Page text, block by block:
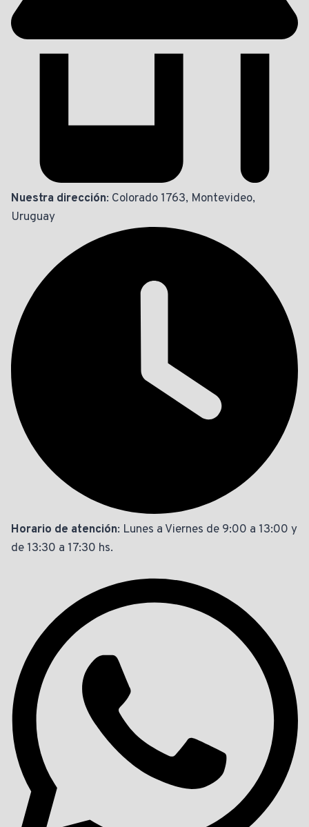
Nuestra dirección: Colorado 1763, Montevideo,
Uruguay
Horario de atención: Lunes a Viernes de 9:00 a 13:00 y
de 13:30 a 17:30 hs.